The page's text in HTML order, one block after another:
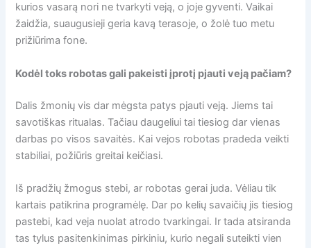
kurios vasarą nori ne tvarkyti veją, o joje gyventi. Vaikai
žaidžia, suaugusieji geria kavą terasoje, o žolė tuo metu
prižiūrima fone.
Kodėl toks robotas gali pakeisti įprotį pjauti veją pačiam?
Dalis žmonių vis dar mėgsta patys pjauti veją. Jiems tai
savotiškas ritualas. Tačiau daugeliui tai tiesiog dar vienas
darbas po visos savaitės. Kai vejos robotas pradeda veikti
stabiliai, požiūris greitai keičiasi.
Iš pradžių žmogus stebi, ar robotas gerai juda. Vėliau tik
kartais patikrina programėlę. Dar po kelių savaičių jis tiesiog
pastebi, kad veja nuolat atrodo tvarkingai. Ir tada atsiranda
tas tylus pasitenkinimas pirkiniu, kurio negali suteikti vien